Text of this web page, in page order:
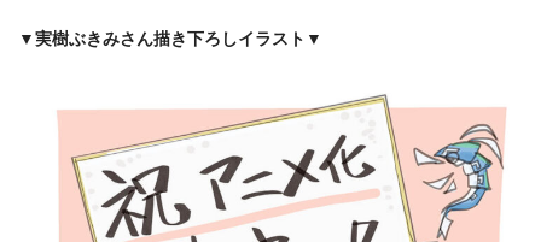
▼実樹ぶきみさん描き下ろしイラスト▼